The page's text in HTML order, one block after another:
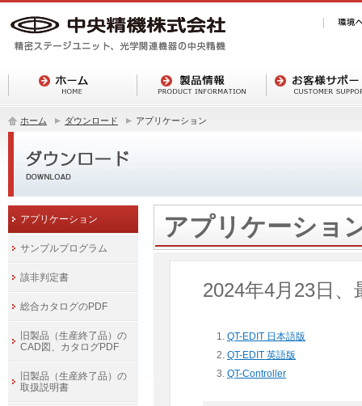
ホーム ダウンロード アプリケーション
アプリケーショ
2024年4月23日
QT-EDIT 日本語版
QT-EDIT 英語版
QT-Controller
アプリケーション
サンプルプログラム
該非判定書
総合カタログのPDF
旧製品（生産終了品）の
CAD図、カタログPDF
旧製品（生産終了品）の
取扱説明書